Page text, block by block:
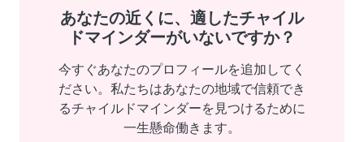
あなたの近くに、適したチャイル
ドマインダーがいないですか？
今すぐあなたのプロフィールを追加してく
ださい。私たちはあなたの地域で信頼でき
るチャイルドマインダーを見つけるために
一生懸命働きます。